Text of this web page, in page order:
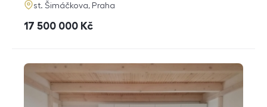
adresa
st. Šimáčkova, Praha
cena
17 500 000 Kč